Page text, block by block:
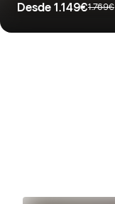
Desde 1.149€1.769€